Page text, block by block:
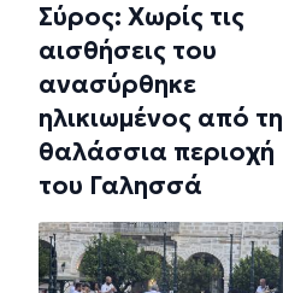
Σύρος: Χωρίς τις
αισθήσεις του
ανασύρθηκε
ηλικιωμένος από τη
θαλάσσια περιοχή
του Γαλησσά